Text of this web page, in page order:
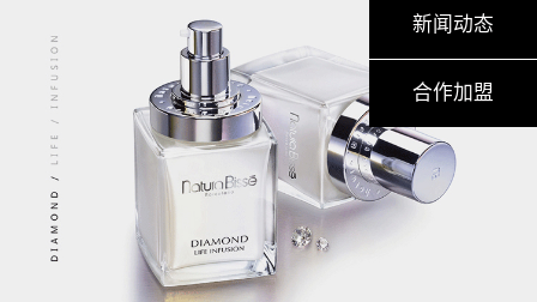
新闻动态
合作加盟